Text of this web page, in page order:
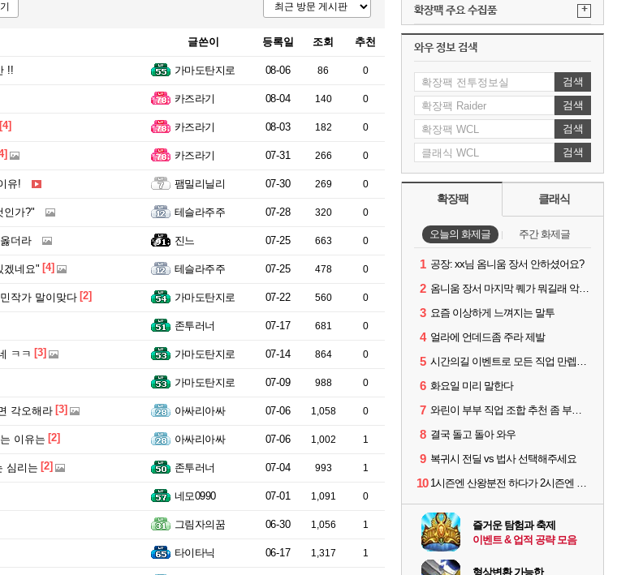
글쓴이 등록일 조회 추천
!! 가마도탄지로 08-06 86 0
카즈라기 08-04 140 0
[4] 카즈라기 08-03 182 0
카즈라기 07-31 266 0
유! 팸밀리닐리 07-30 269 0
인가?" 테슬라주주 07-28 320 0
더라 진느 07-25 663 0
겠네요" [4] 테슬라주주 07-25 478 0
작가 말이맞다 [2] 가마도탄지로 07-22 560 0
존투러너 07-17 681 0
ㅋㅋ [3] 가마도탄지로 07-14 864 0
가마도탄지로 07-09 988 0
각오해라 [3] 아싸리아싸 07-06 1,058 0
이유는 [2] 아싸리아싸 07-06 1,002 1
심리는 [2] 존투러너 07-04 993 1
네모0990 07-01 1,091 0
그림자의꿈 06-30 1,056 1
타이타닉 06-17 1,317 1
확장팩 주요 수집품 +
와우 정보 검색
검색
검색
검색
검색
확장팩 클래식
오늘의 화제글 주간 화제글
1 공장: xx님 옴니움 장서 안하셨어요?
2 옴니움 장서 마지막 퀘가 뭐길래 악명이 높은거임?
3 요즘 이상하게 느껴지는 말투
4 얼라에 언데드좀 주라 제발
5 시간의길 이벤트로 모든 직업 만렙찍었는데...
6 화요일 미리 말한다
7 와린이 부부 직업 조합 추천 좀 부탁드립니다! 형님들!
8 결국 돌고 돌아 와우
9 복귀시 전딜 vs 법사 선택해주세요
10 1시즌엔 산왕분전 하다가 2시즌엔 학살무전을 하려고 알아보는데
즐거운 탐험과 축제
이벤트 & 업적 공략 모음
형상변환 가능한